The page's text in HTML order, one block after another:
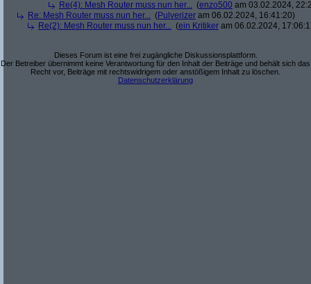
Re(4): Mesh Router muss nun her... (enzo500 am 03.02.2024,
Re: Mesh Router muss nun her... (Pulverizer am 06.02.2024, 16:41:20)
Re(2): Mesh Router muss nun her... (ein Kritiker am 06.02.2024,
Dieses Forum ist eine frei zugängliche Diskussionsplattform.
Der Betreiber übernimmt keine Verantwortung für den Inhalt der Beiträge und behält sich das
Recht vor, Beiträge mit rechtswidrigem oder anstößigem Inhalt zu löschen.
Datenschutzerklärung